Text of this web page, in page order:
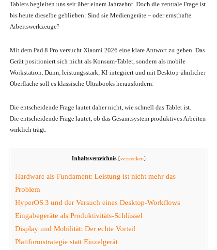
Tablets begleiten uns seit über einem Jahrzehnt. Doch die zentrale Frage ist
bis heute dieselbe geblieben: Sind sie Mediengeräte – oder ernsthafte
Arbeitswerkzeuge?
Mit dem Pad 8 Pro versucht Xiaomi 2026 eine klare Antwort zu geben. Das
Gerät positioniert sich nicht als Konsum-Tablet, sondern als mobile
Workstation. Dünn, leistungsstark, KI-integriert und mit Desktop-ähnlicher
Oberfläche soll es klassische Ultrabooks herausfordern.
Die entscheidende Frage lautet daher nicht, wie schnell das Tablet ist.
Die entscheidende Frage lautet, ob das Gesamtsystem produktives Arbeiten
wirklich trägt.
Inhaltsverzeichnis [verstecken]
Hardware als Fundament: Leistung ist nicht mehr das
Problem
HyperOS 3 und der Versuch eines Desktop-Workflows
Eingabegeräte als Produktivitäts-Schlüssel
Display und Mobilität: Der echte Vorteil
Plattformstrategie statt Einzelgerät